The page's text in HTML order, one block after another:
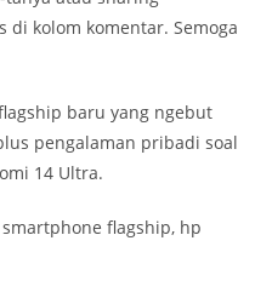
di kolom komentar. Semoga
baru yang ngebut
pengalaman pribadi soal
14 Ultra.
flagship, hp